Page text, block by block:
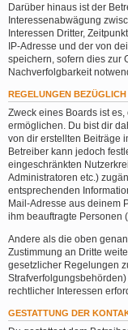
Darüber hinaus ist der
Interessenabwägung
Interessen Dritter,
IP-Adresse und der von
speichern, sofern dies zur
Nachverfolgbarkeit
REGELUNGEN
Zweck eines Boards ist
ermöglichen. Du bist dir
von dir erstellten Beiträge
Betreiber kann jedoch
eingeschränkten
Administratoren etc.)
entsprechenden
Mail-Adresse aus deinem
ihm beauftragte Personen
Andere als die oben
Zustimmung an Dritte
gesetzlicher Regelungen
rechtlicher Interessen
GESTATTUNG DER